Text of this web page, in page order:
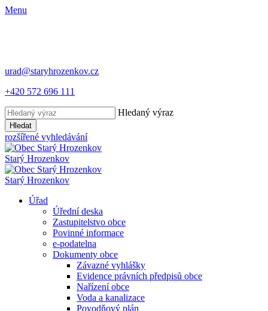
Menu
urad@staryhrozenkov.cz
+420 572 696 111
Hledaný výraz
Hledat
rozšířené vyhledávání
Starý Hrozenkov
Starý Hrozenkov
Úřad
Úřední deska
Zastupitelstvo obce
Povinné informace
e-podatelna
Dokumenty obce
Závazné vyhlášky
Evidence právních předpisů obce
Nařízení obce
Voda a kanalizace
Povodňový plán